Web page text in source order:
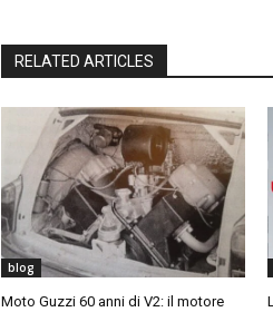
RELATED ARTICLES
blog
Moto Guzzi 60 anni di V2: il motore